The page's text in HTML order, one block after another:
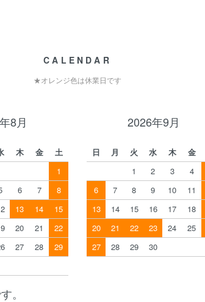
CALENDAR
★オレンジ色は休業日です
8月
木 金
土
1
6 7
8
13 14
15
20 21
22
27 28
29
2026年9月
日 月 火 水 木 金
1
2 3 4
6
7 8 9 10 11
13
14 15 16 17 18
20
21 22 23 24 25
27
28 29 30
。